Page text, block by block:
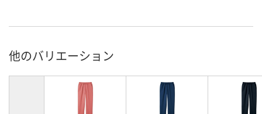
他のバリエーション